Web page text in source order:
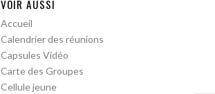
VOIR AUSSI
Accueil
Calendrier des réunions
Capsules Vidéo
Carte des Groupes
Cellule jeune